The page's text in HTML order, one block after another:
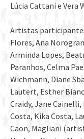
Lúcia Cattani e Vera
Artistas
Flores, Ana
Arminda Lopes,
Paranhos, Celma
Wichmann, Diane
Lautert, Esther
Craidy, Jane
Costa, Kika Costa,
Caon, Magliani